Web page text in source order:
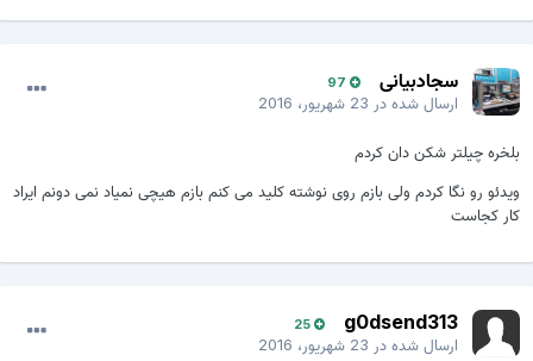
سجادبیانی 97
ارسال شده در23 شهریور، 2016
بلخره چیلتر شکن دان کردم
ویدئو رو نگا کردم ولی بازم روی نوشته کلید می کنم بازم هیچی نمیاد نمی دونم ایراد
کار کجاست
g0dsend313
25
ارسال شده در23 شهریور، 2016